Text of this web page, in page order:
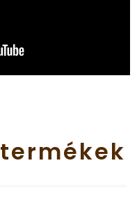
termékek